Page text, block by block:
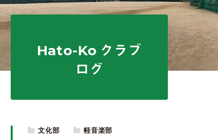
Hato-Ko クラブ
ログ
文化部 軽音楽部